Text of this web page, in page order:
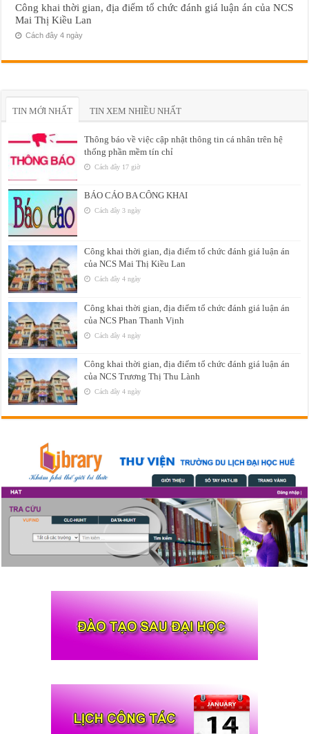
Công khai thời gian, địa điểm tổ chức đánh giá luận án của NCS
Mai Thị Kiều Lan
Cách đây 4 ngày
TIN MỚI NHẤT TIN XEM NHIỀU NHẤT
Thông báo về việc cập nhật thông tin cá nhân trên hệ
thống phần mềm tín chỉ
Cách đây 17 giờ
BÁO CÁO BA CÔNG KHAI
Cách đây 3 ngày
Công khai thời gian, địa điểm tổ chức đánh giá luận án
của NCS Mai Thị Kiều Lan
Cách đây 4 ngày
Công khai thời gian, địa điểm tổ chức đánh giá luận án
của NCS Phan Thanh Vịnh
Cách đây 4 ngày
Công khai thời gian, địa điểm tổ chức đánh giá luận án
của NCS Trương Thị Thu Lành
Cách đây 4 ngày